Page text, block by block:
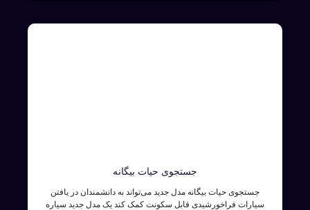
جستجوی حیات بیگانه
جستجوی حیات بیگانه مدل جدید می‌تواند به دانشمندان در یافتن
سیارات فراخورشیدی قابل سکونت کمک کند یک مدل جدید سیاره